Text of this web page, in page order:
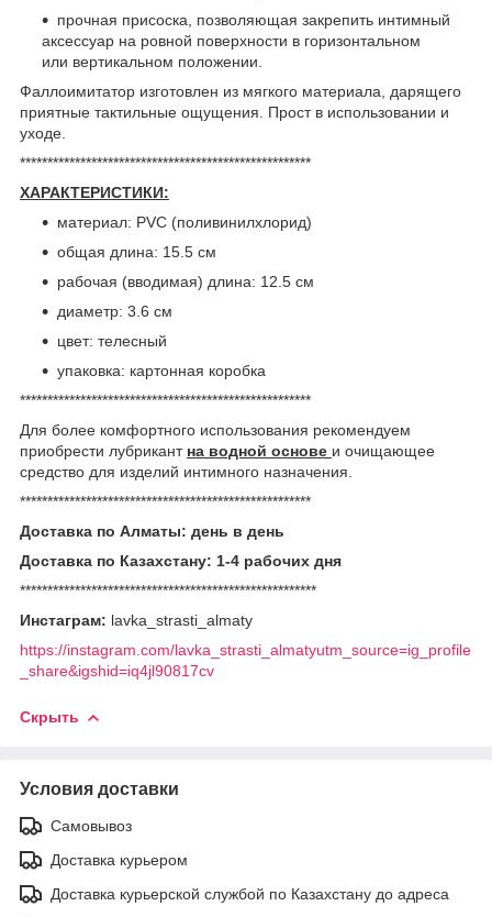
прочная присоска, позволяющая закрепить интимный
аксессуар на ровной поверхности в горизонтальном
или вертикальном положении.
Фаллоимитатор изготовлен из мягкого материала, дарящего
приятные тактильные ощущения. Прост в использовании и
уходе.
*****************************************************
ХАРАКТЕРИСТИКИ:
материал: PVC (поливинилхлорид)
общая длина: 15.5 см
рабочая (вводимая) длина: 12.5 см
диаметр: 3.6 см
цвет: телесный
упаковка: картонная коробка
*****************************************************
Для более комфортного использования рекомендуем
приобрести лубрикант на водной основе и очищающее
средство для изделий интимного назначения.
*****************************************************
Доставка по Алматы: день в день
Доставка по Казахстану: 1-4 рабочих дня
******************************************************
Инстаграм: lavka_strasti_almaty
https://instagram.com/lavka_strasti_almatyutm_source=ig_profile
_share&igshid=iq4jl90817cv
Скрыть
Условия доставки
Самовывоз
Доставка курьером
Доставка курьерской службой по Казахстану до адреса